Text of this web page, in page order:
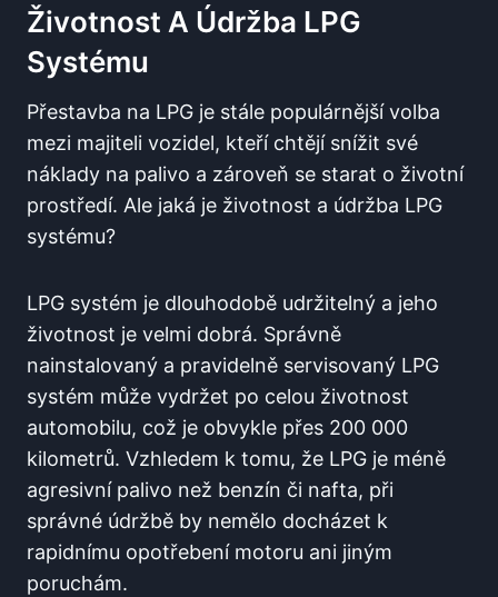
Životnost A Údržba ​LPG
Systému
Přestavba na LPG je stále populárnější‍ volba
mezi⁤ majiteli ⁢vozidel, ‍kteří chtějí snížit své
⁤náklady ‍na⁤ palivo ⁣a zároveň se starat o​ životní
prostředí.‌ Ale​ jaká je životnost a⁤ údržba‍ LPG
systému?⁣
LPG systém ⁢je dlouhodobě ‍udržitelný⁢ a⁢ jeho⁣
životnost‍ je‍ velmi dobrá.⁢ Správně
nainstalovaný a‌ pravidelně ⁣servisovaný⁢ LPG
systém může vydržet po celou‍ životnost
automobilu, což ⁢je obvykle ⁢přes 200 000
kilometrů. Vzhledem‌ k tomu,⁤ že LPG⁢ je méně
agresivní palivo⁣ než benzín či nafta,‌ při
správné údržbě ⁣by nemělo docházet k
rapidnímu opotřebení motoru ani ⁢jiným
poruchám.